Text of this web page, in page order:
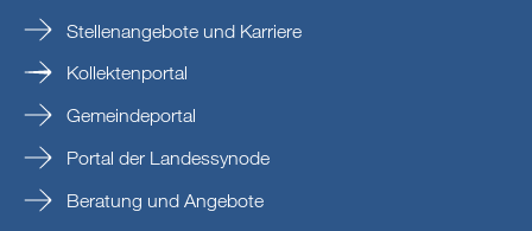
Stellenangebote und Karriere
Kollektenportal
Gemeindeportal
Portal der Landessynode
Beratung und Angebote